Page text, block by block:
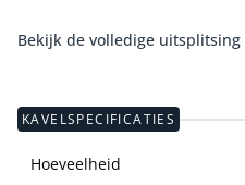
Bekijk de volledige uitsplitsing
KAVELSPECIFICATIES
Hoeveelheid